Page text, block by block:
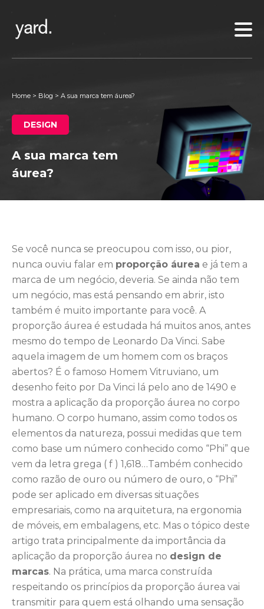
Home > Blog > A sua marca tem áurea?
DESIGN
A sua marca tem
áurea?
Se você nunca se preocupou com isso, ou pior,
nunca ouviu falar em proporção áurea e já tem a
marca de um negócio, deveria. Se ainda não tem
um negócio, mas está pensando em abrir, isto
também é muito importante para você. A
proporção áurea é estudada há muitos anos, antes
mesmo do tempo de Leonardo Da Vinci. Sabe
aquela imagem de um homem com os braços
abertos? É o famoso Homem Vitruviano, um
desenho feito por Da Vinci lá pelo ano de 1490 e
mostra a aplicação da proporção áurea no corpo
humano. O corpo humano, assim como todos os
elementos da natureza, possui medidas que tem
como base um número conhecido como “Phi” que
vem da letra grega ( f ) 1,618…Também conhecido
como razão de ouro ou número de ouro, o “Phi”
pode ser aplicado em diversas situações
empresariais, como na arquitetura, na ergonomia
de móveis, em embalagens, etc. Mas o tópico deste
artigo trata principalmente da importância da
aplicação da proporção áurea no design de
marcas. Na prática, uma marca construída
respeitando os princípios da proporção áurea vai
transmitir para quem está olhando uma sensação